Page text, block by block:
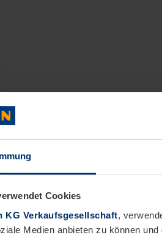
Cookies
KG Verkaufsgesellschaft,
Medien anbieten zu können